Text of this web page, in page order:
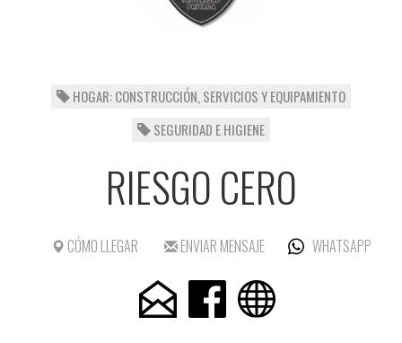
HOGAR: CONSTRUCCIÓN, SERVICIOS Y EQUIPAMIENTO
SEGURIDAD E HIGIENE
RIESGO CERO
CÓMO LLEGAR ENVIAR MENSAJE WHATSAPP